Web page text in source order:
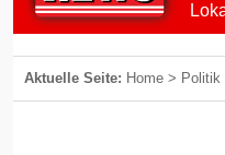
Aktuelle Seite: Home > Politik